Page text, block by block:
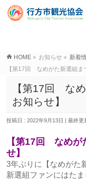
HOME » お知らせ » 新着
【第17回 なめがた新選組ま
【第17回 な
お知らせ】
投稿日 : 2022年9月13日 最終更
【第17回 なめが
せ】
3年ぶりに【なめがた
新選組ファンにはた